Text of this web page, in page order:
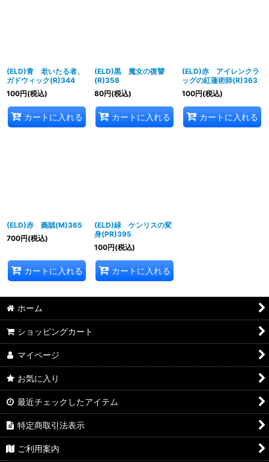
(ELD)青 老いたる者、
ガドウィック(R)344
100円(税込)
カートに入れる
(ELD)黒 魔女の復讐
(R)358
80円(税込)
カートに入れる
(ELD)赤 アイレンクラ
ッグの紅蓮術師(R)363
100円(税込)
カートに入れる
(ELD)赤 義賊(M)365
700円(税込)
カートに入れる
(ELD)緑 ケンリスの変
身(PR)395
100円(税込)
カートに入れる
ホーム
ショッピングカート
マイページ
お気に入り
最近チェックしたアイテム
特定商取引法表示
ご利用案内